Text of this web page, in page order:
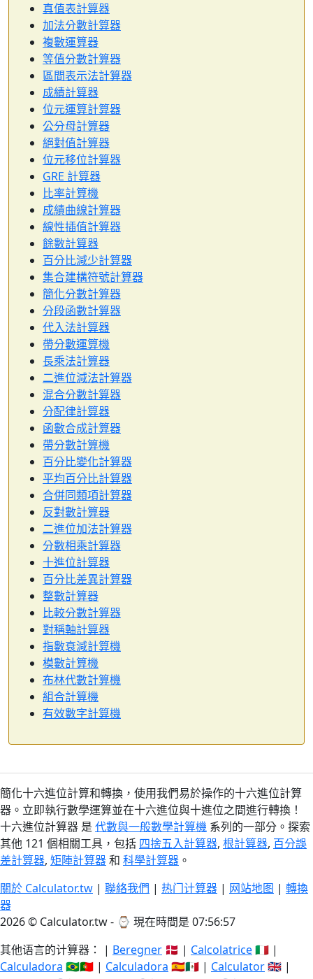
真值表計算器
加法分數計算器
複數運算器
等值分數計算器
區間表示法計算器
成績計算器
位元運算計算器
公分母計算器
絕對值計算器
位元移位計算器
GRE 計算器
比率計算機
成績曲線計算器
線性插值計算器
餘數計算器
百分比減少計算器
集合建構符號計算器
簡化分數計算器
分段函數計算器
代入法計算器
帶分數運算機
長乘法計算器
二進位減法計算器
混合分數計算器
分配律計算器
函數合成計算器
帶分數計算機
百分比變化計算器
平均百分比計算器
合併同類項計算器
反對數計算器
二進位加法計算器
分數相乘計算器
十進位計算器
百分比差異計算器
整數計算器
比較分數計算器
對稱軸計算器
指數衰減計算機
模數計算機
布林代數計算機
組合計算機
有效數字計算機
簡化十六進位計算和轉換，使用我們易於操作的十六進位計算
器。立即執行數學運算並在十六進位與十進位之間進行轉換！
十六進位計算器 是 代數與一般數學計算機 系列的一部分。探索
其他 121 個相關工具，包括 四捨五入計算器, 根計算器, 百分誤
差計算器, 矩陣計算器和 科學計算器 。
關於 Calculator.tw | 聯絡我們 | 热门计算器 | 网站地图 | 轉換
器
2026 © Calculator.tw - ⌚ 現在時間是 07:56:58
其他语言的计算器： | Beregner 🇩🇰 | Calcolatrice🇮🇹 |
Calculadora 🇧🇷🇵🇹 | Calculadora 🇪🇸🇲🇽 | Calculator🇬🇧 |